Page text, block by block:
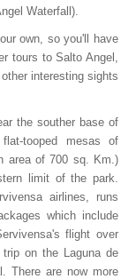
Waterfall).
own, so you'll have
tours to Salto Angel,
interesting sights
the souther base of
tooped mesas of
area of 700 sq. Km.)
limit of the park.
airlines, runs
which include
flight over
on the Laguna de
There are now more